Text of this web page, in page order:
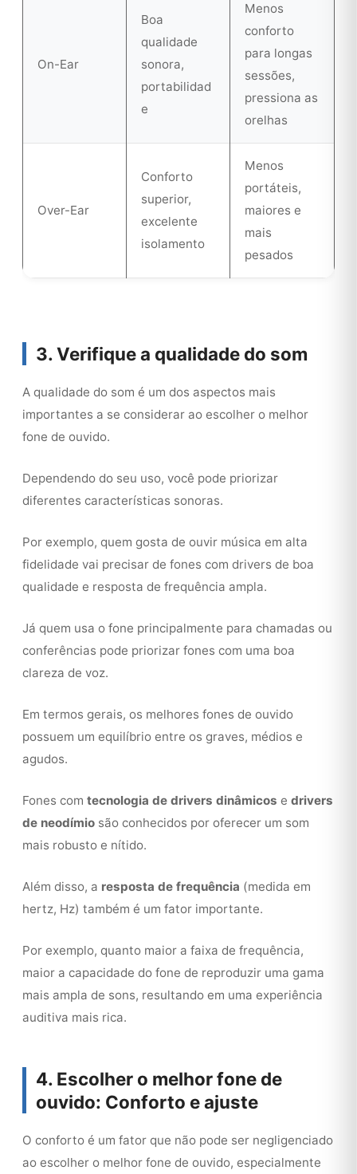
On-Ear
Boa
qualidade
sonora,
portabilidad
e
Menos
conforto
para longas
sessões,
pressiona as
orelhas
Over-Ear
Conforto
superior,
excelente
isolamento
Menos
portáteis,
maiores e
mais
pesados
3. Verifique a qualidade do som
A qualidade do som é um dos aspectos mais
importantes a se considerar ao escolher o melhor
fone de ouvido.
Dependendo do seu uso, você pode priorizar
diferentes características sonoras.
Por exemplo, quem gosta de ouvir música em alta
fidelidade vai precisar de fones com drivers de boa
qualidade e resposta de frequência ampla.
Já quem usa o fone principalmente para chamadas ou
conferências pode priorizar fones com uma boa
clareza de voz.
Em termos gerais, os melhores fones de ouvido
possuem um equilíbrio entre os graves, médios e
agudos.
Fones com tecnologia de drivers dinâmicos e drivers
de neodímio são conhecidos por oferecer um som
mais robusto e nítido.
Além disso, a resposta de frequência (medida em
hertz, Hz) também é um fator importante.
Por exemplo, quanto maior a faixa de frequência,
maior a capacidade do fone de reproduzir uma gama
mais ampla de sons, resultando em uma experiência
auditiva mais rica.
4. Escolher o melhor fone de
ouvido: Conforto e ajuste
O conforto é um fator que não pode ser negligenciado
ao escolher o melhor fone de ouvido, especialmente